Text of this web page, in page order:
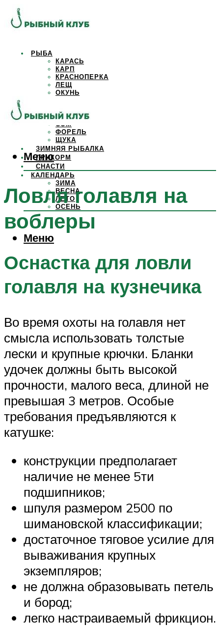
РЫБА
КАРАСЬ
КАРП
КРАСНОПЕРКА
ЛЕЩ
ОКУНЬ
САЗАН
СОМ
ФОРЕЛЬ
ЩУКА
ЗИМНЯЯ РЫБАЛКА
ПРИКОРМ
СНАСТИ
КАЛЕНДАРЬ
ЗИМА
ВЕСНА
ЛЕТО
ОСЕНЬ
Меню
Меню
Ловля голавля на
воблеры
Оснастка для ловли
голавля на кузнечика
Во время охоты на голавля нет
смысла использовать толстые
лески и крупные крючки. Бланки
удочек должны быть высокой
прочности, малого веса, длиной не
превышая 3 метров. Особые
требования предъявляются к
катушке:
конструкции предполагает
наличие не менее 5ти
подшипников;
шпуля размером 2500 по
шимановской классификации;
достаточное тяговое усилие для
вываживания крупных
экземпляров;
не должна образовывать петель
и бород;
легко настраиваемый фрикцион.